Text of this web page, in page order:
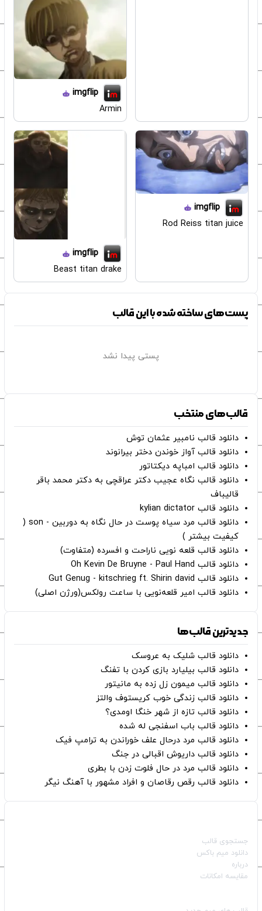
imgflip
Armin
imgflip
Rod Reiss titan juice
imgflip
Beast titan drake
پست‌های ساخته شده با این قالب
پستی پیدا نشد
قالب‌های منتخب
دانلود قالب نامبیر عثمان ‌توش
دانلود قالب آواز خوندن دختر بیرانوند
دانلود قالب امباپه دیکتاتور
دانلود قالب نگاه عجیب دکتر عراقچی به دکتر محمد باقر
قالیباف
دانلود قالب kylian dictator
دانلود قالب مرد سیاه پوست در حال نگاه به دوربین - son (
کیفیت بیشتر )
دانلود قالب قلعه نویی ناراحت و افسرده (متفاوت)
دانلود قالب Oh Kevin De Bruyne - Paul Hand
دانلود قالب Gut Genug - kitschrieg ft. Shirin david
دانلود قالب امیر قلعه‌نویی با ساعت رولکس(ورژن اصلی)
جدیدترین قالب‌ها
دانلود قالب شلیک به عروسک
دانلود قالب بیلیارد بازی کردن با تفنگ
دانلود قالب میمون زل زده به مانیتور
دانلود قالب زندگی خوب کریستوف والتز
دانلود قالب تازه از شهر خنگا اومدی؟
دانلود قالب باب اسفنجی له شده
دانلود قالب مرد درحال علف خوراندن به ترامپ فیک
دانلود قالب داریوش اقبالی در جنگ
دانلود قالب مرد در حال فلوت زدن با بطری
دانلود قالب رقص رقاصان و افراد مشهور با آهنگ نیگر
جستجوی قالب
دانلود میم باکس
درباره
مقایسه امکانات